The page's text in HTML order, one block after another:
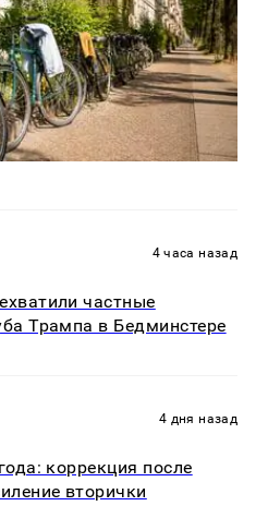
4 часа назад
частные
Трампа в Бедминстере
4 дня назад
коррекция после
вторички